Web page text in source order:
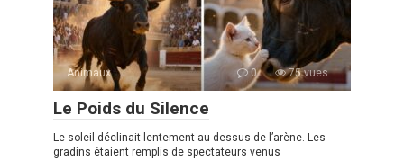
Animaux 0 75 vues
Le Poids du Silence
Le soleil déclinait lentement au-dessus de l’arène. Les
gradins étaient remplis de spectateurs venus